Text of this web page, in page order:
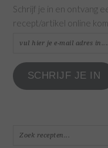
Schrijf je in en ontvang
recept/artikel online
vul
je
e-
SCHRIJF JE IN